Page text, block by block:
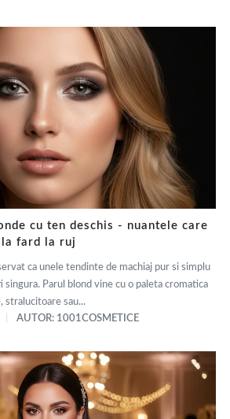
cu ten deschis - nuantele care
la fard la ruj
ca unele tendinte de machiaj pur si simplu
singura. Parul blond vine cu o paleta cromatica
stralucitoare sau...
AUTOR: 1001COSMETICE